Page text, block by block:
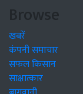
Browse
खबरें
कंपनी समाचार
सफल किसान
साक्षात्कार